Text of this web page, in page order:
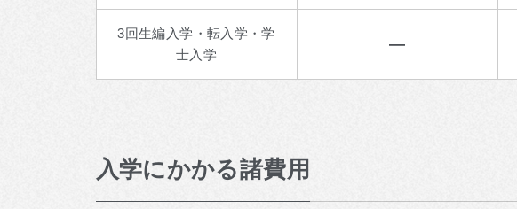
3回生編入学・転入学・学
士入学
—
入学にかかる諸費用